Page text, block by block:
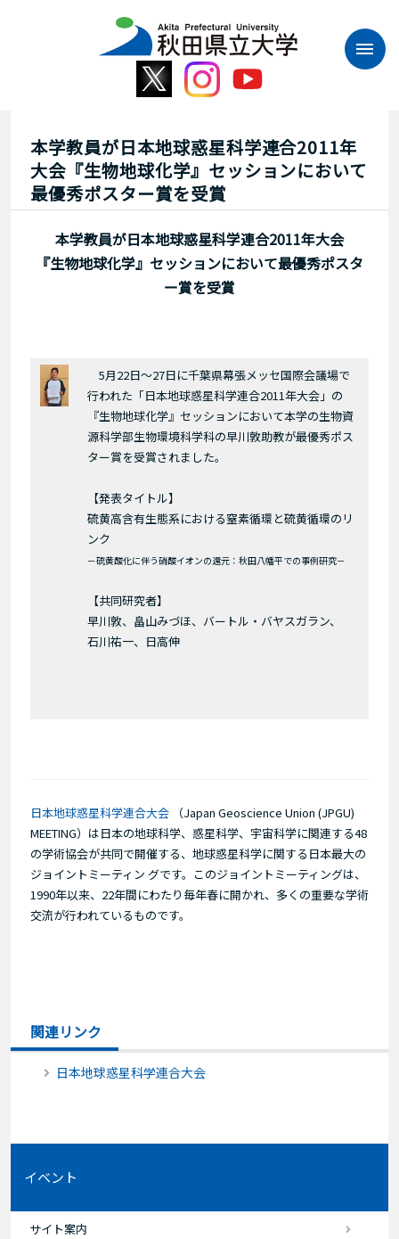
本学教員が日本地球惑星科学連合2011年
大会『生物地球化学』セッションにおいて
最優秀ポスター賞を受賞
本学教員が日本地球惑星科学連合2011年大会
『生物地球化学』セッションにおいて最優秀ポスタ
ー賞を受賞
5月22日～27日に千葉県幕張メッセ国際会議場で
行われた「日本地球惑星科学連合2011年大会」の
『生物地球化学』セッションにおいて本学の生物資
源科学部生物環境科学科の早川敦助教が最優秀ポス
ター賞を受賞されました。
【発表タイトル】
硫黄高含有生態系における窒素循環と硫黄循環のリ
ンク
－硫黄酸化に伴う硝酸イオンの還元：秋田八幡平での事例研究－
【共同研究者】
早川敦、畠山みづほ、バートル・バヤスガラン、
石川祐一、日高伸
日本地球惑星科学連合大会 （Japan Geoscience Union (JPGU)
MEETING）は日本の地球科学、惑星科学、宇宙科学に関連する48
の学術協会が共同で開催する、地球惑星科学に関する日本最大の
ジョイントミーティン グです。このジョイントミーティングは、
1990年以来、22年間にわたり毎年春に開かれ、多くの重要な学術
交流が行われているものです。
関連リンク
日本地球惑星科学連合大会
イベント
サイト案内